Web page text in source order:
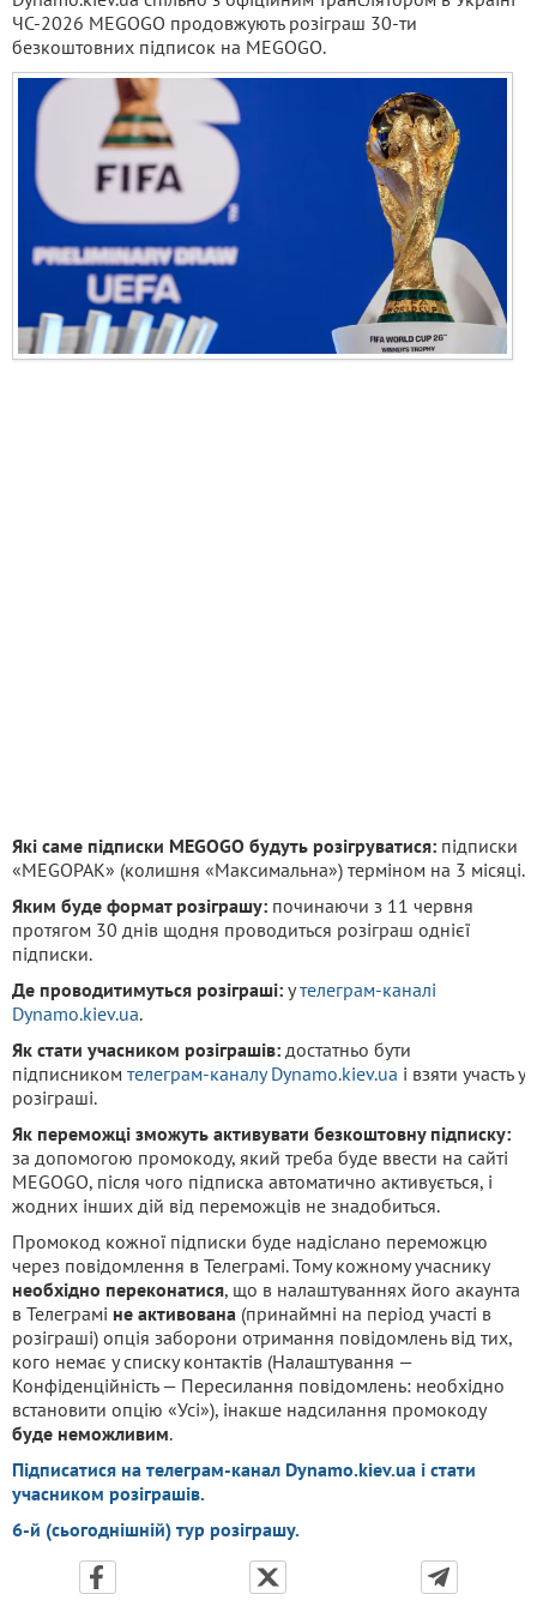
ЧС-2026 MEGOGO продовжують розіграш 30-ти
безкоштовних підписок на MEGOGO.
Які саме підписки MEGOGO будуть розігруватися: підписки
«MEGOPAK» (колишня «Максимальна») терміном на 3 місяці.
Яким буде формат розіграшу: починаючи з 11 червня
протягом 30 днів щодня проводиться розіграш однієї
підписки.
Де проводитимуться розіграші: утелеграм-каналі
Dynamo.kiev.ua.
Як стати учасником розіграшів: достатньо бути
підписником телеграм-каналу Dynamo.kiev.ua і взяти участь у
розіграші.
Як переможці зможуть активувати безкоштовну підписку:
за допомогою промокоду, який треба буде ввести на сайті
MEGOGO, після чого підписка автоматично активується, і
жодних інших дій від переможців не знадобиться.
Промокод кожної підписки буде надіслано переможцю
через повідомлення в Телеграмі. Тому кожному учаснику
необхідно переконатися, що в налаштуваннях його акаунта
в Телеграмі не активована (принаймні на період участі в
розіграші) опція заборони отримання повідомлень від тих,
кого немає у списку контактів (Налаштування —
Конфіденційність — Пересилання повідомлень: необхідно
встановити опцію «Усі»), інакше надсилання промокоду
буде неможливим.
Підписатися на телеграм-канал Dynamo.kiev.ua і стати
учасником розіграшів.
6-й (сьогоднішній) тур розіграшу.